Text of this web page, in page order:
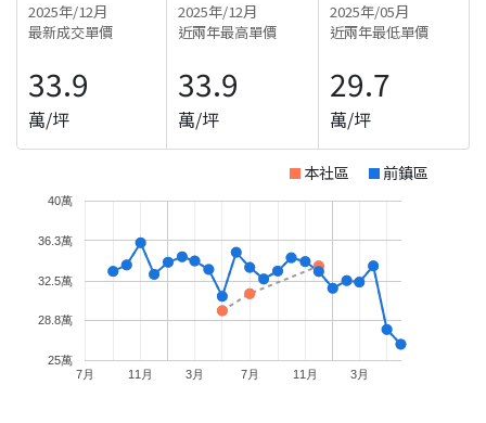
2025年/12月
最新成交單價
33.9
萬/坪
2025年/12月
近兩年最高單價
33.9
萬/坪
2025年/05月
近兩年最低單價
29.7
萬/坪
本社區 前鎮區
7月 11月 3月 7月 11月 3月
25萬
28.8萬
32.5萬
36.3萬
40萬